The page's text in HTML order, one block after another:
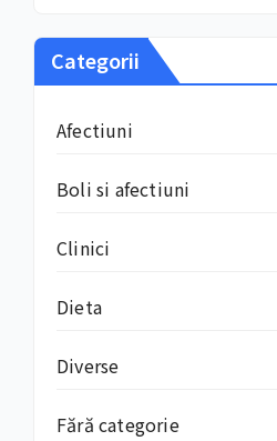
Categorii
Afectiuni
Boli si afectiuni
Clinici
Dieta
Diverse
Fără categorie